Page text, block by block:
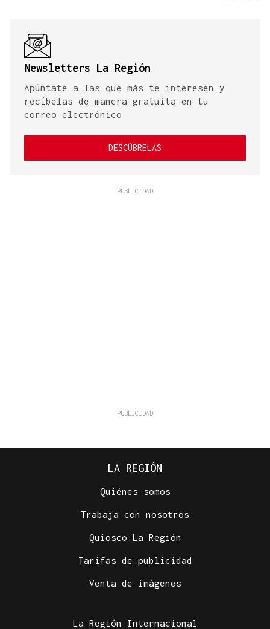
Newsletters La Región
Apúntate a las que más te interesen y
recíbelas de manera gratuita en tu
correo electrónico
DESCÚBRELAS
LA REGIÓN
Quiénes somos
Trabaja con nosotros
Quiosco La Región
Tarifas de publicidad
Venta de imágenes
La Región Internacional